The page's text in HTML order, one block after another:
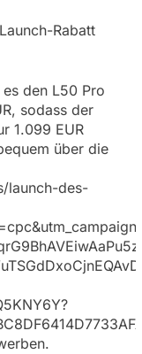
Rabatt
den L50 Pro
sodass der
1.099 EUR
über die
launch-des-